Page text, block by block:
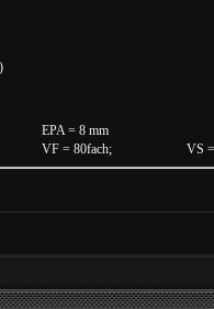
EPA = 8 mm
VF = 80fach; VS